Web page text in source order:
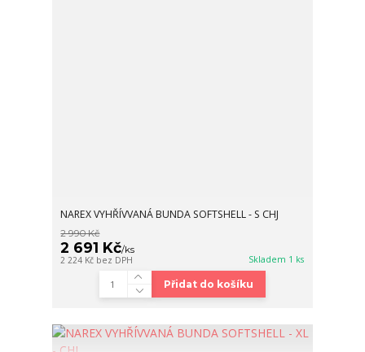
NAREX VYHŘÍVVANÁ BUNDA SOFTSHELL - S CHJ
2 990 Kč
2 691 Kč/ks
2 224 Kč bez DPH Skladem 1 ks
Přidat do košíku